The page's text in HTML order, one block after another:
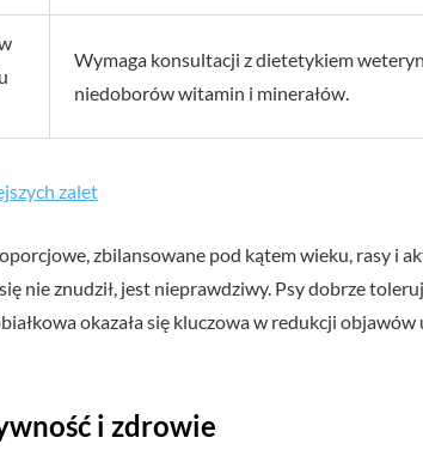
Wymaga konsultacji z dietetykiem
niedoborów witamin i minerałów.
zalet
zbilansowane pod kątem wieku, rasy i
nie znudził, jest nieprawdziwy. Psy dobrze
okazała się kluczowa w redukcji objawów
i zdrowie